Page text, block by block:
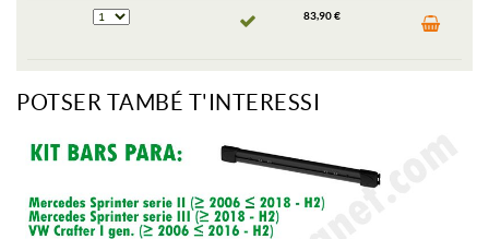
83,90 €
POTSER TAMBÉ T'INTERESSI